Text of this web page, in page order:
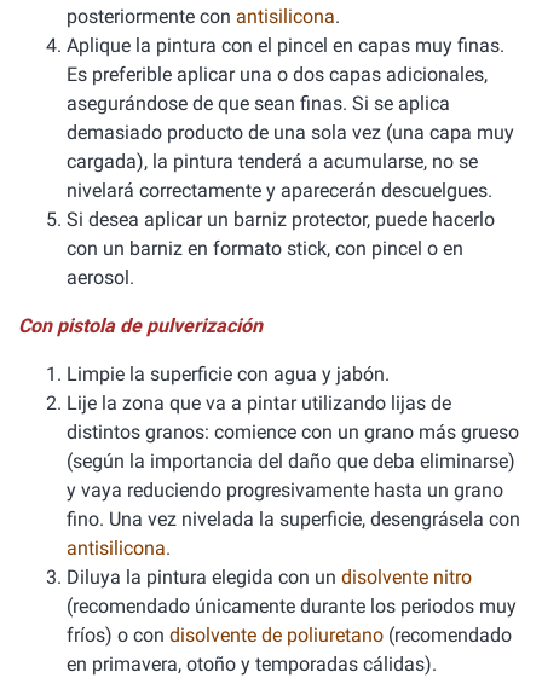
posteriormente con antisilicona.
Aplique la pintura con el pincel en capas muy finas.
Es preferible aplicar una o dos capas adicionales,
asegurándose de que sean finas. Si se aplica
demasiado producto de una sola vez (una capa muy
cargada), la pintura tenderá a acumularse, no se
nivelará correctamente y aparecerán descuelgues.
Si desea aplicar un barniz protector, puede hacerlo
con un barniz en formato stick, con pincel o en
aerosol.
Con pistola de pulverización
Limpie la superficie con agua y jabón.
Lije la zona que va a pintar utilizando lijas de
distintos granos: comience con un grano más grueso
(según la importancia del daño que deba eliminarse)
y vaya reduciendo progresivamente hasta un grano
fino. Una vez nivelada la superficie, desengrásela con
antisilicona.
Diluya la pintura elegida con un disolvente nitro
(recomendado únicamente durante los periodos muy
fríos) o con disolvente de poliuretano (recomendado
en primavera, otoño y temporadas cálidas).